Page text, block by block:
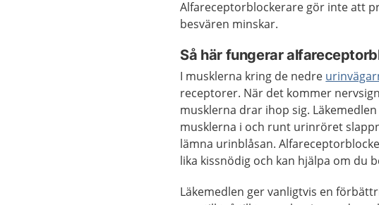
Alfareceptorblockerare gör inte att
besvären minskar.
Så här fungerar
I musklerna kring de nedre
receptorer. När det kommer
musklerna drar ihop sig.
musklerna i och runt urinröret
lämna urinblåsan.
lika kissnödig och kan hjälpa om du
Läkemedlen ger vanligtvis en